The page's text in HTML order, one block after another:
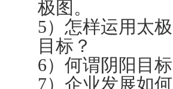
极图。
5）怎样运用太
目标？
6）何谓阴阳目
7）企业发展如